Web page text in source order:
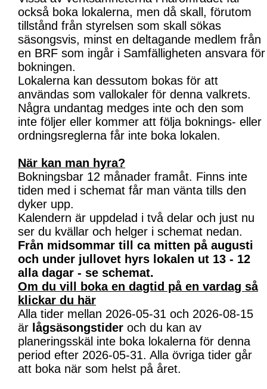
också boka lokalerna, men då skall, förutom
tillstånd från styrelsen som skall sökas
säsongsvis, minst en deltagande medlem från
en BRF som ingår i Samfälligheten ansvara för
bokningen.
Lokalerna kan dessutom bokas för att
användas som vallokaler för denna valkrets.
Några undantag medges inte och den som
inte följer eller kommer att följa boknings- eller
ordningsreglerna får inte boka lokalen.
När kan man hyra?
Bokningsbar 12 månader framåt. Finns inte
tiden med i schemat får man vänta tills den
dyker upp.
Kalendern är uppdelad i två delar och just nu
ser du kvällar och helger i schemat nedan.
Från midsommar till ca mitten på augusti
och under jullovet hyrs lokalen ut 13 - 12
alla dagar - se schemat.
Om du vill boka en dagtid på en vardag så
klickar du här
Alla tider mellan 2026-05-31 och 2026-08-15
är lågsäsongstider och du kan av
planeringsskäl inte boka lokalerna för denna
period efter 2026-05-31. Alla övriga tider går
att boka när som helst på året.